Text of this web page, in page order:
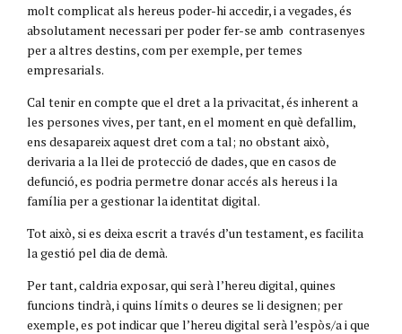
molt complicat als hereus poder-hi accedir, i a vegades, és
absolutament necessari per poder fer-se amb contrasenyes
per a altres destins, com per exemple, per temes
empresarials.
Cal tenir en compte que el dret a la privacitat, és inherent a
les persones vives, per tant, en el moment en què defallim,
ens desapareix aquest dret com a tal; no obstant això,
derivaria a la llei de protecció de dades, que en casos de
defunció, es podria permetre donar accés als hereus i la
família per a gestionar la identitat digital.
Tot això, si es deixa escrit a través d’un testament, es facilita
la gestió pel dia de demà.
Per tant, caldria exposar, qui serà l’hereu digital, quines
funcions tindrà, i quins límits o deures se li designen; per
exemple, es pot indicar que l’hereu digital serà l’espòs/a i que